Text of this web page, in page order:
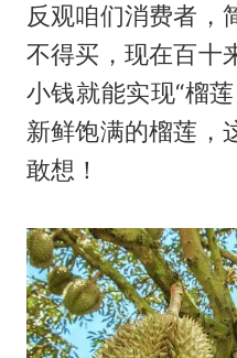
反观咱们消费者，
不得买，现在百十
小钱就能实现“榴
新鲜饱满的榴莲，
敢想！